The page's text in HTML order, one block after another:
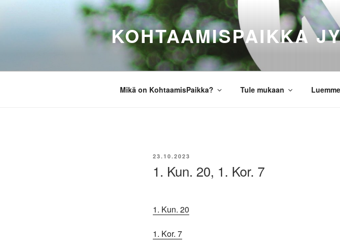
KOHTAAMISPAIKKA
Mikä on KohtaamisPaikka? Tule mukaan
JULKAISTU
23.10.2023
1. Kun. 20, 1. Kor. 7
1. Kun. 20
1. Kor. 7